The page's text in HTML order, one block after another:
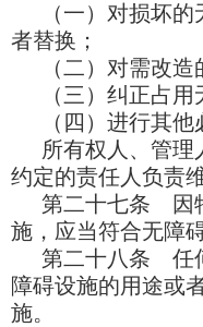
（一）对损坏
者替换；
（二）对需改
（三）纠正占
（四）进行其
所有权人、管理
约定的责任人负责
第二十七条 因
施，应当符合无障
第二十八条 任
障碍设施的用途或
施。